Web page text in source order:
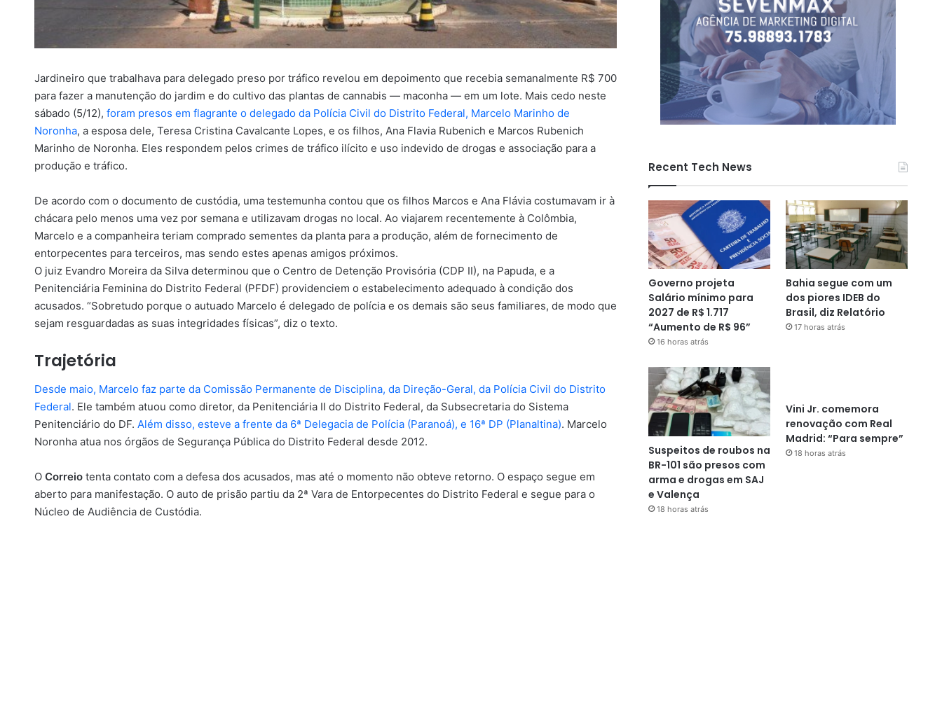
Jardineiro que trabalhava para delegado preso por tráfico revelou em depoimento que recebia semanalmente R$ 700
para fazer a manutenção do jardim e do cultivo das plantas de cannabis — maconha — em um lote. Mais cedo neste
sábado (5/12), foram presos em flagrante o delegado da Polícia Civil do Distrito Federal, Marcelo Marinho de
Noronha, a esposa dele, Teresa Cristina Cavalcante Lopes, e os filhos, Ana Flavia Rubenich e Marcos Rubenich
Marinho de Noronha. Eles respondem pelos crimes de tráfico ilícito e uso indevido de drogas e associação para a
produção e tráfico.
De acordo com o documento de custódia, uma testemunha contou que os filhos Marcos e Ana Flávia costumavam ir à
chácara pelo menos uma vez por semana e utilizavam drogas no local. Ao viajarem recentemente à Colômbia,
Marcelo e a companheira teriam comprado sementes da planta para a produção, além de fornecimento de
entorpecentes para terceiros, mas sendo estes apenas amigos próximos.
O juiz Evandro Moreira da Silva determinou que o Centro de Detenção Provisória (CDP II), na Papuda, e a
Penitenciária Feminina do Distrito Federal (PFDF) providenciem o estabelecimento adequado à condição dos
acusados. “Sobretudo porque o autuado Marcelo é delegado de polícia e os demais são seus familiares, de modo que
sejam resguardadas as suas integridades físicas”, diz o texto.
Trajetória
Desde maio, Marcelo faz parte da Comissão Permanente de Disciplina, da Direção-Geral, da Polícia Civil do Distrito
Federal. Ele também atuou como diretor, da Penitenciária II do Distrito Federal, da Subsecretaria do Sistema
Penitenciário do DF. Além disso, esteve a frente da 6ª Delegacia de Polícia (Paranoá), e 16ª DP (Planaltina). Marcelo
Noronha atua nos órgãos de Segurança Pública do Distrito Federal desde 2012.
O Correiotenta contato com a defesa dos acusados, mas até o momento não obteve retorno. O espaço segue em
aberto para manifestação. O auto de prisão partiu da 2ª Vara de Entorpecentes do Distrito Federal e segue para o
Núcleo de Audiência de Custódia.
Recent Tech News
Governo projeta
Salário mínimo para
2027 de R$ 1.717
“Aumento de R$ 96”
16 horas atrás
Bahia segue com um
dos piores IDEB do
Brasil, diz Relatório
17 horas atrás
Suspeitos de roubos na
BR-101 são presos com
arma e drogas em SAJ
e Valença
18 horas atrás
Vini Jr. comemora
renovação com Real
Madrid: “Para sempre”
18 horas atrás